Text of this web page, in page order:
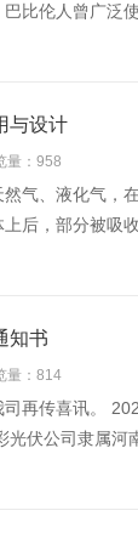
比伦人曾广泛
与设计
量：958
气、液化气，
后，部分被吸
知书
量：814
再传喜讯。
伏公司隶属河